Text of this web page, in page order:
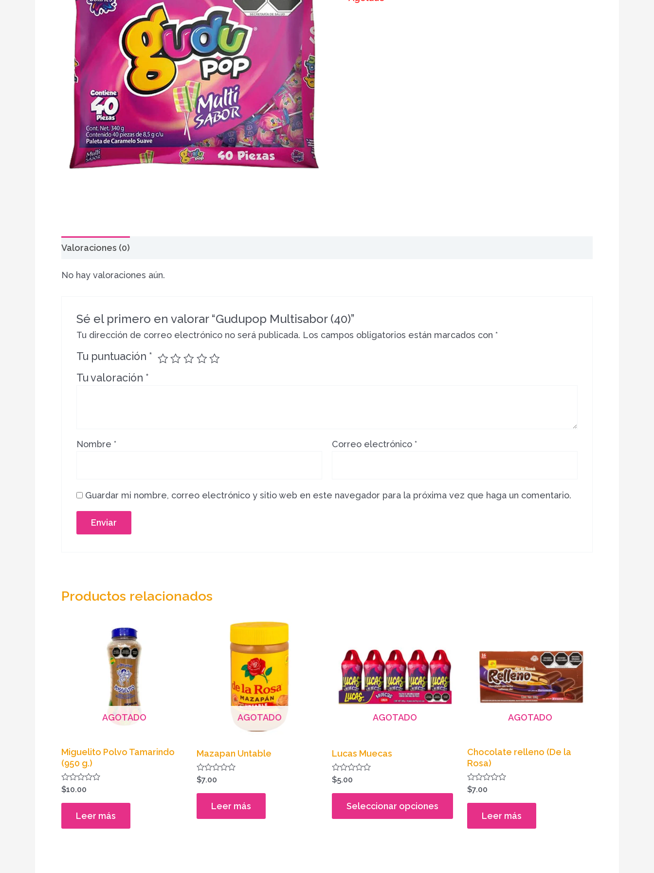
Valoraciones (0)
No hay valoraciones aún.
Sé el primero en valorar “Gudupop Multisabor (40)”
Tu dirección de correo electrónico no será publicada. Los campos obligatorios están marcados con*
Tu puntuación *
Tu valoración *
Nombre* Correo electrónico*
Guardar mi nombre, correo electrónico y sitio web en este navegador para la próxima vez que haga un comentario.
Productos relacionados
AGOTADO
Miguelito Polvo Tamarindo
(950 g.)
Valorado
en
0
$10.00
Leer más
AGOTADO
Mazapan Untable
Valorado
en
0
$7.00
Leer más
AGOTADO
Lucas Muecas
Valorado
en
0
$5.00
Seleccionar opciones
múltiples
variantes.
opciones
elegir
página
producto
AGOTADO
Chocolate relleno (De la
Rosa)
Valorado
en
0
$7.00
Leer más